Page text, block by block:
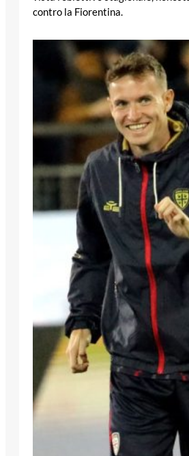
contro la Fiorentina.